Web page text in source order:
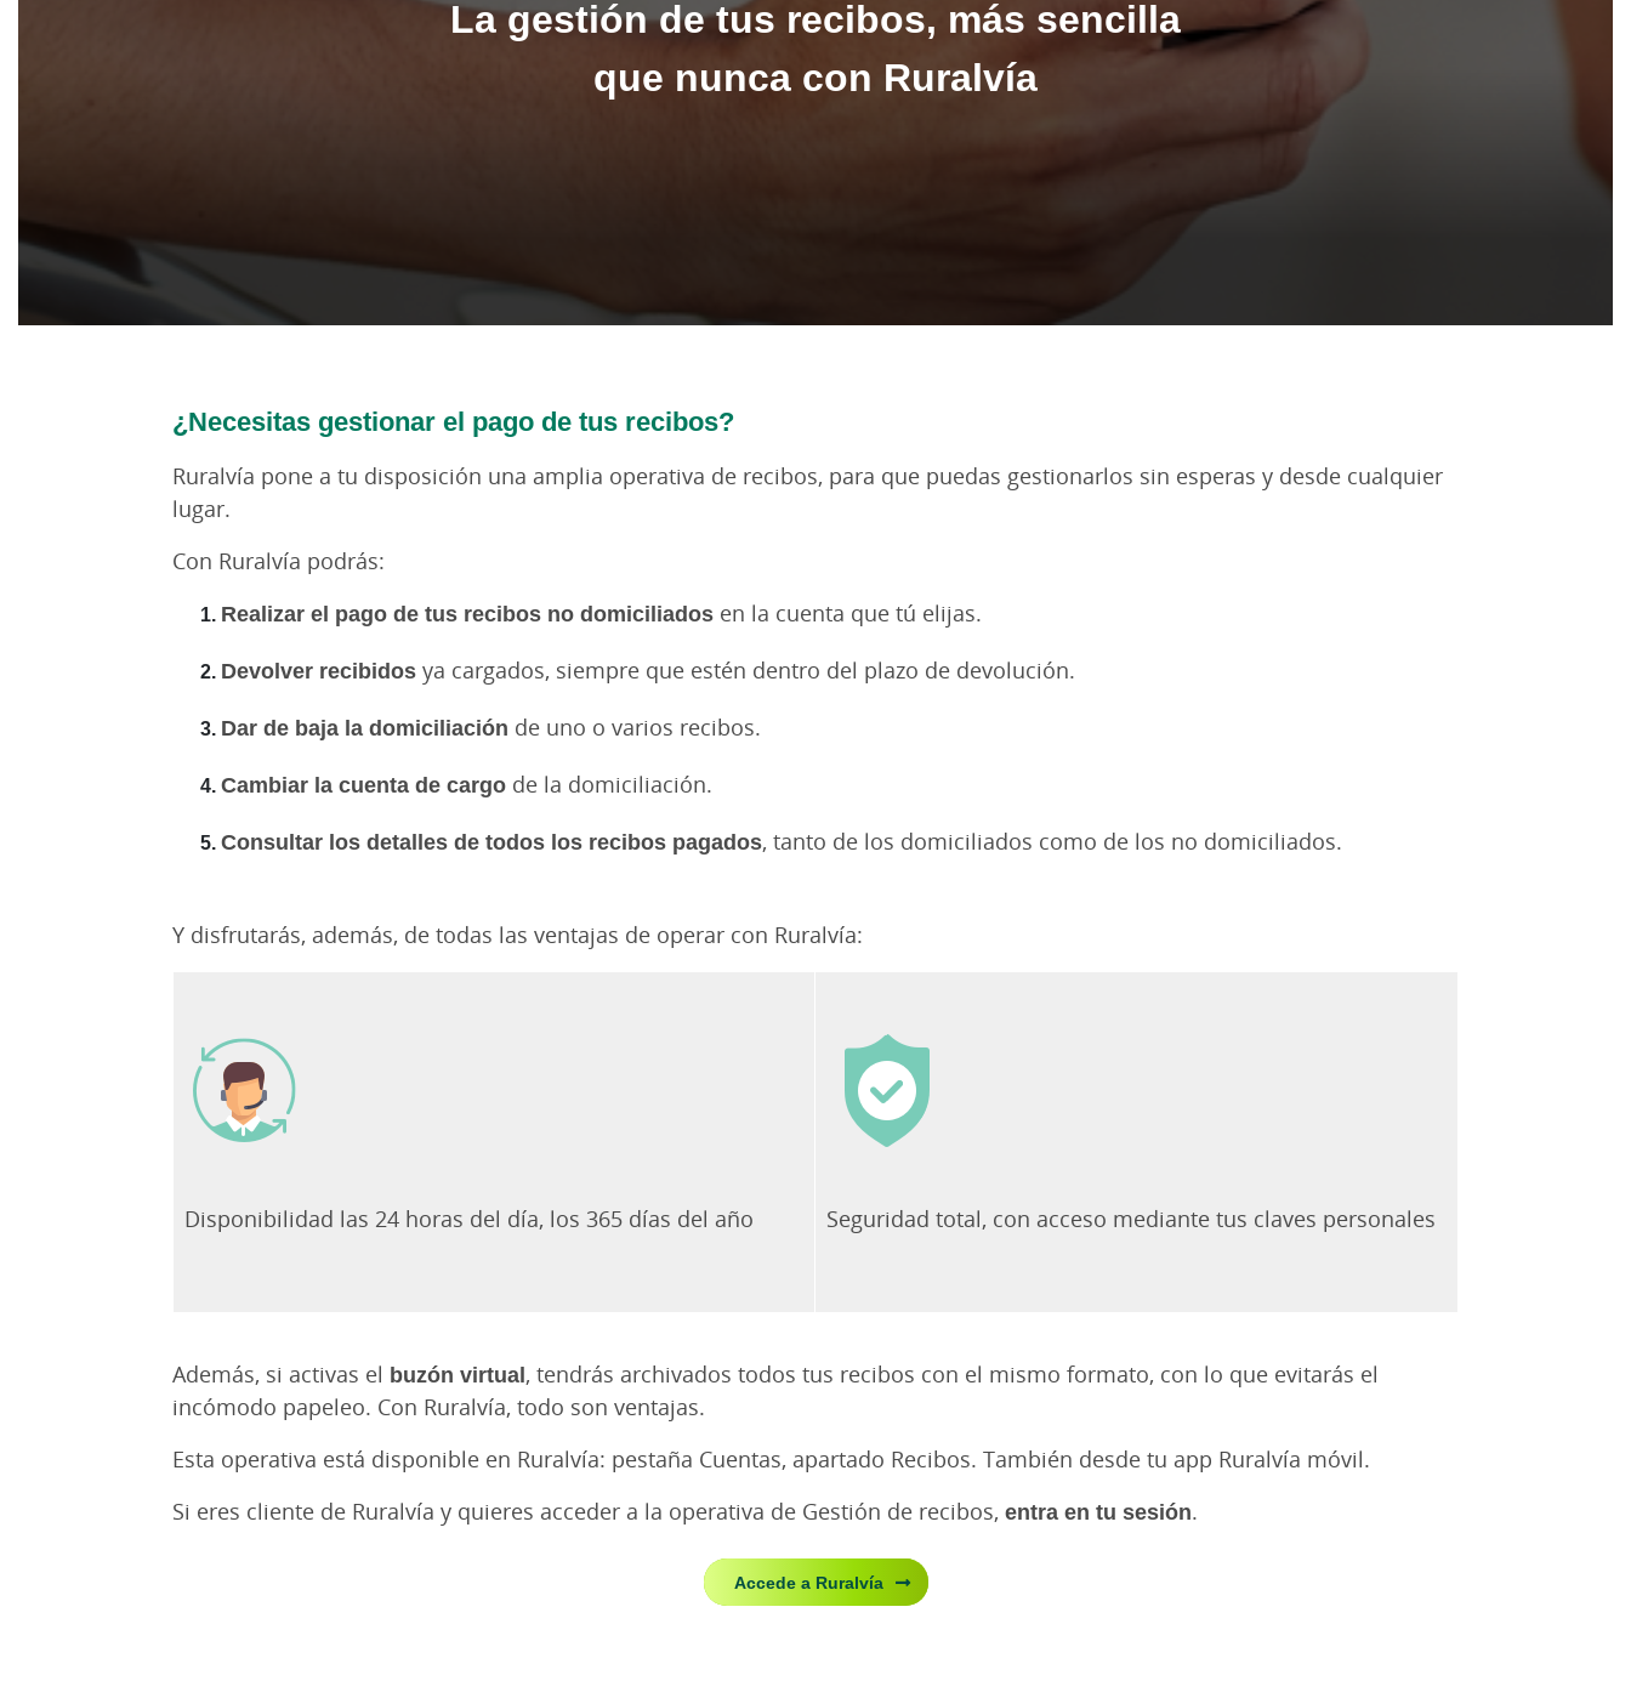
La gestión de tus recibos, más sencilla
que nunca con Ruralvía
¿Necesitas gestionar el pago de tus recibos?
Ruralvía pone a tu disposición una amplia operativa de recibos, para que puedas gestionarlos sin esperas y desde cualquier
lugar.
Con Ruralvía podrás:
Realizar el pago de tus recibos no domiciliados en la cuenta que tú elijas.
Devolver recibidos ya cargados, siempre que estén dentro del plazo de devolución.
Dar de baja la domiciliación de uno o varios recibos.
Cambiar la cuenta de cargo de la domiciliación.
Consultar los detalles de todos los recibos pagados, tanto de los domiciliados como de los no domiciliados.
Y disfrutarás, además, de todas las ventajas de operar con Ruralvía:
Disponibilidad las 24 horas del día, los 365 días del año Seguridad total, con acceso mediante tus claves personales
Además, si activas el buzón virtual, tendrás archivados todos tus recibos con el mismo formato, con lo que evitarás el
incómodo papeleo. Con Ruralvía, todo son ventajas.
Esta operativa está disponible en Ruralvía: pestaña Cuentas, apartado Recibos. También desde tu app Ruralvía móvil.
Si eres cliente de Ruralvía y quieres acceder a la operativa de Gestión de recibos, entra en tu sesión.
Accede a Ruralvía